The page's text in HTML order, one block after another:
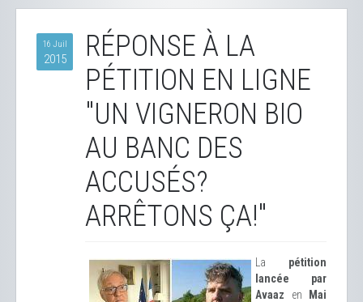
16 Juil
2015
RÉPONSE À LA
PÉTITION EN LIGNE
"UN VIGNERON BIO
AU BANC DES
ACCUSÉS?
ARRÊTONS ÇA!"
La pétition
lancée par
Avaaz en
Mai